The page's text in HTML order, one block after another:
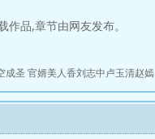
品,章节由网友发布。
成圣 官婿美人香刘志中卢玉清赵嫣